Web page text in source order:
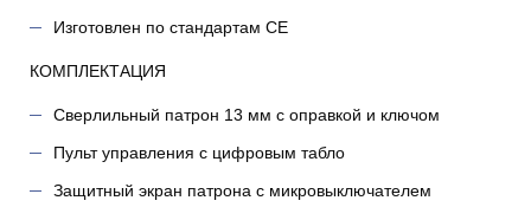
Изготовлен по стандартам СЕ
КОМПЛЕКТАЦИЯ
Сверлильный патрон 13 мм с оправкой и ключом
Пульт управления с цифровым табло
Защитный экран патрона с микровыключателем